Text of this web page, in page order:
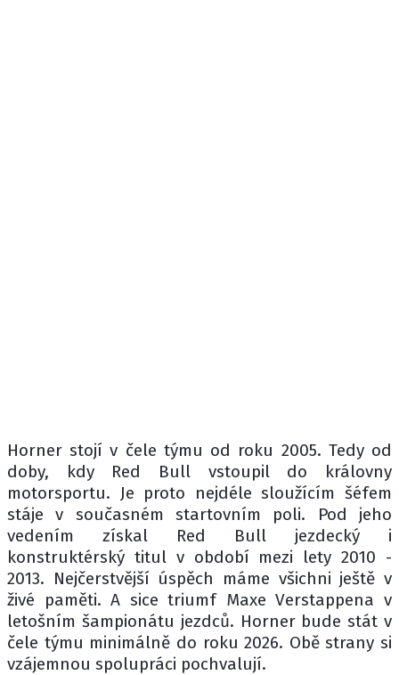
Horner stojí v čele týmu od roku 2005. Tedy od
doby, kdy Red Bull vstoupil do královny
motorsportu. Je proto nejdéle sloužícím šéfem
stáje v současném startovním poli. Pod jeho
vedením získal Red Bull jezdecký i
konstruktérský titul v období mezi lety 2010 -
2013. Nejčerstvější úspěch máme všichni ještě v
živé paměti. A sice triumf Maxe Verstappena v
letošním šampionátu jezdců. Horner bude stát v
čele týmu minimálně do roku 2026. Obě strany si
vzájemnou spolupráci pochvalují.